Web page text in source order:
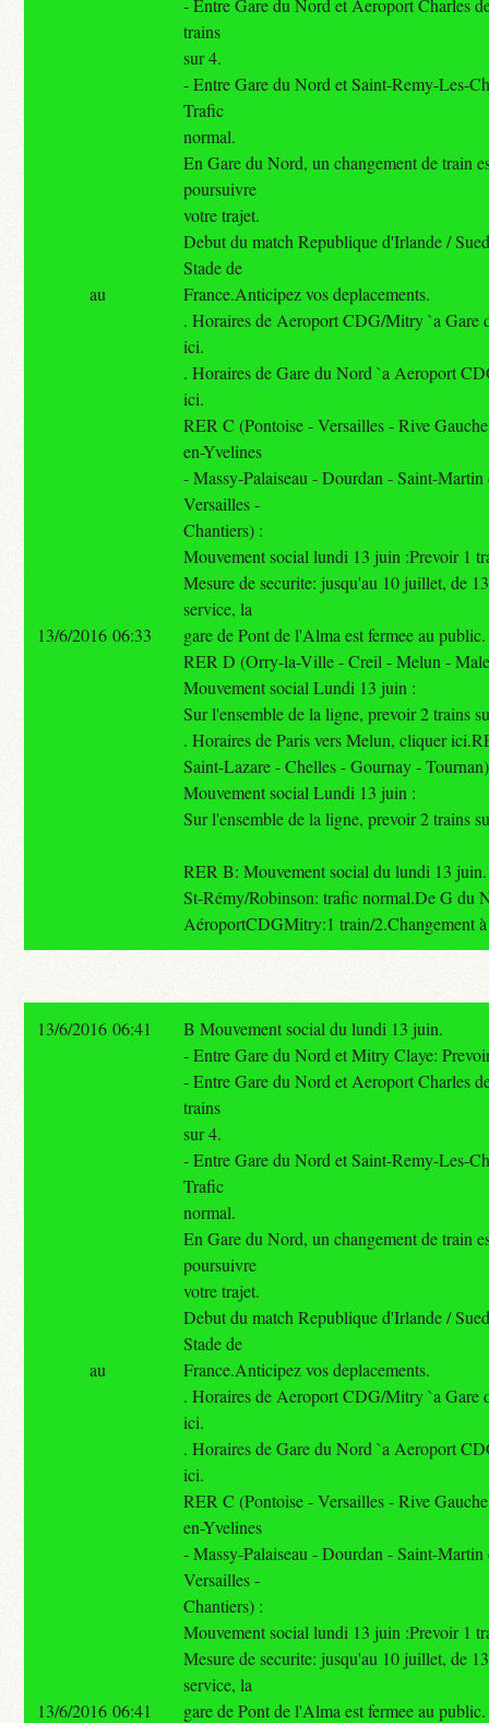
- Entre Gare du Nord et Aeroport Charles
trains
sur 4.
- Entre Gare du Nord et Saint-Remy-Les-
Trafic
normal.
En Gare du Nord, un changement de train
poursuivre
votre trajet.
Debut du match Republique d'Irlande /
Stade de
France.Anticipez vos deplacements.
. Horaires de Aeroport CDG/Mitry `a Gare
ici.
. Horaires de Gare du Nord `a Aeroport
ici.
RER C (Pontoise - Versailles - Rive
en-Yvelines
- Massy-Palaiseau - Dourdan - Saint-Martin
Versailles -
Chantiers) :
Mouvement social lundi 13 juin :Prevoir 1
Mesure de securite: jusqu'au 10 juillet, de
service, la
gare de Pont de l'Alma est fermee au public.
RER D (Orry-la-Ville - Creil - Melun -
Mouvement social Lundi 13 juin :
Sur l'ensemble de la ligne, prevoir 2 trains
. Horaires de Paris vers Melun, cliquer
Saint-Lazare - Chelles - Gournay - Tournan)
Mouvement social Lundi 13 juin :
Sur l'ensemble de la ligne, prevoir 2 trains
RER B: Mouvement social du lundi 13
St-Rémy/Robinson: trafic normal.De G du
AéroportCDGMitry:1 train/2.Changement
au
13/6/2016 06:33
13/6/2016 06:41
B Mouvement social du lundi 13 juin.
- Entre Gare du Nord et Mitry Claye:
- Entre Gare du Nord et Aeroport Charles
trains
sur 4.
- Entre Gare du Nord et Saint-Remy-Les-
Trafic
normal.
En Gare du Nord, un changement de train
poursuivre
votre trajet.
Debut du match Republique d'Irlande /
Stade de
France.Anticipez vos deplacements.
. Horaires de Aeroport CDG/Mitry `a Gare
ici.
. Horaires de Gare du Nord `a Aeroport
ici.
RER C (Pontoise - Versailles - Rive
en-Yvelines
- Massy-Palaiseau - Dourdan - Saint-Martin
Versailles -
Chantiers) :
Mouvement social lundi 13 juin :Prevoir 1
Mesure de securite: jusqu'au 10 juillet, de
service, la
gare de Pont de l'Alma est fermee au public.
au
13/6/2016 06:41